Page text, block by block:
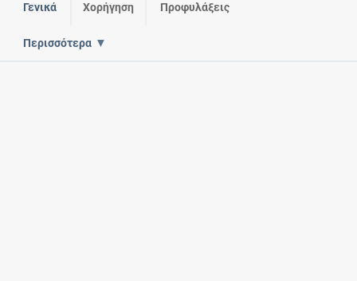
Γενικά Χορήγηση Προφυλάξεις
Περισσότερα